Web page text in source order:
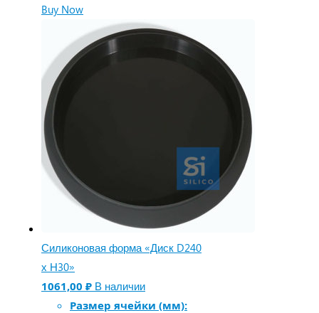
Buy Now
Силиконовая форма «Диск D240
х Н30»
1061,00 ₽ В наличии
Размер ячейки (мм):